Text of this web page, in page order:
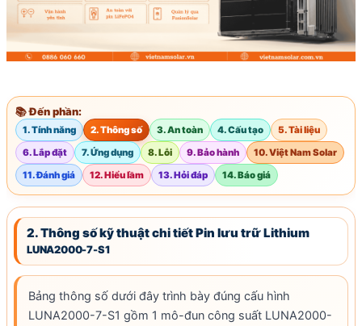
📚 Đến phần:
1. Tính năng 2. Thông số 3. An toàn 4. Cấu tạo
5. Tài liệu
6. Lắp đặt
7. Ứng dụng 8. Lỗi 9. Bảo hành
10. Việt Nam Solar
11. Đánh giá
12. Hiểu lầm 13. Hỏi đáp 14. Báo giá
2. Thông số kỹ thuật chi tiết Pin lưu trữ Lithium
LUNA2000-7-S1
Bảng thông số dưới đây trình bày đúng cấu hình
LUNA2000-7-S1 gồm 1 mô-đun công suất LUNA2000-